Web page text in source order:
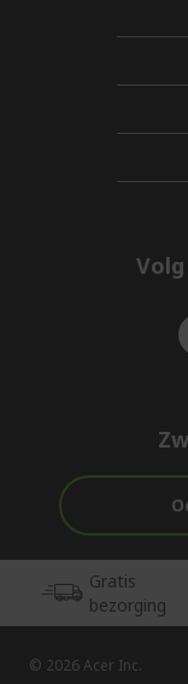
Gratis
bezorging
© 2026 Acer Inc.